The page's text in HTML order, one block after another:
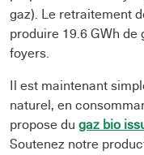
gaz). Le retraitement
produire 19.6 GWh de
foyers.
Il est maintenant
naturel, en
propose du gaz bio
Soutenez notre